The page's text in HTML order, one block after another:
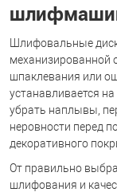
Шлифовальные
механизированной
шпаклевания или
устанавливается
убрать наплывы,
неровности перед
декоративного
От правильно
шлифования и